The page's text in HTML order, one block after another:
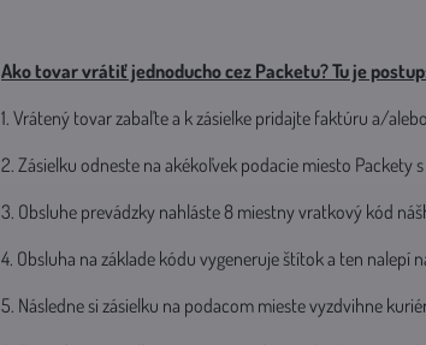
Ako tovar vrátiť jednoducho cez Packetu? Tu je
1. Vrátený tovar zabaľte a k zásielke pridajte faktúru a/
2. Zásielku odneste na akékoľvek podacie miesto Packety
3. Obsluhe prevádzky nahláste 8 miestny vratkový kód
4. Obsluha na základe kódu vygeneruje štítok a ten nalepí
5. Následne si zásielku na podacom mieste vyzdvihne